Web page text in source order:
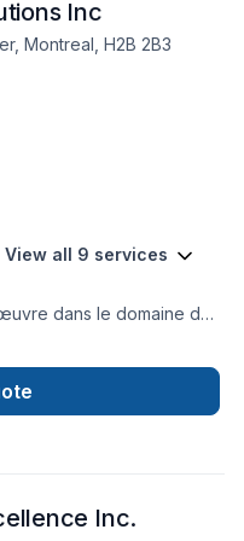
Inc
Montreal, H2B 2B3
View all 9 services
dans le domaine de
, le décapage et le
et le cirage des
Inc.